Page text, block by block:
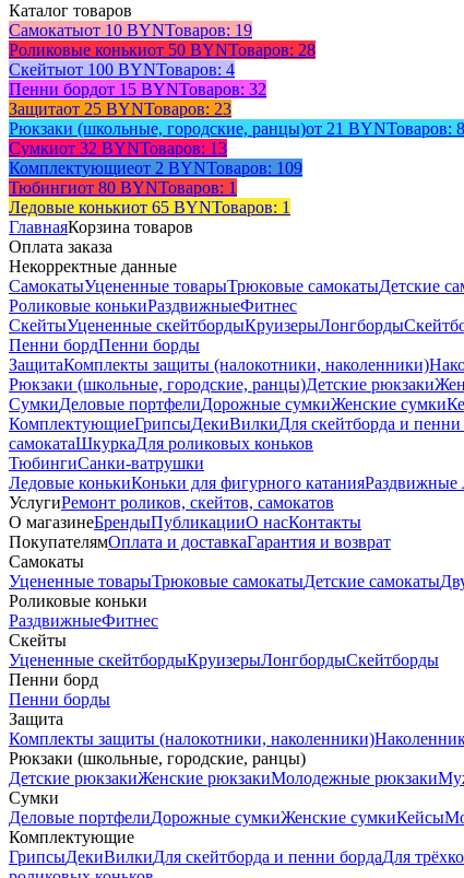
Каталог товаров
Самокатыот 10 BYNТоваров: 19
Роликовые конькиот 50 BYNТоваров: 28
Скейтыот 100 BYNТоваров: 4
Пенни бордот 15 BYNТоваров: 32
Защитаот 25 BYNТоваров: 23
Рюкзаки (школьные, городские, ранцы)от 21 BYNТоваров:
Сумкиот 32 BYNТоваров: 13
Комплектующиеот 2 BYNТоваров: 109
Тюбингиот 80 BYNТоваров: 1
Ледовые конькиот 65 BYNТоваров: 1
ГлавнаяКорзина товаров
Оплата заказа
Некорректные данные
СамокатыУцененные товарыТрюковые самокатыДетские
Роликовые конькиРаздвижныеФитнес
СкейтыУцененные скейтбордыКруизерыЛонгборды
Пенни бордПенни борды
ЗащитаКомплекты защиты (налокотники, наколенники)
Рюкзаки (школьные, городские, ранцы)Детские рюкзаки
СумкиДеловые портфелиДорожные сумкиЖенские сумки
КомплектующиеГрипсыДекиВилкиДля скейтборда и пенни
самокатаШкуркаДля роликовых коньков
ТюбингиСанки-ватрушки
Ледовые конькиКоньки для фигурного катанияРаздвижные
УслугиРемонт роликов, скейтов, самокатов
О магазинеБрендыПубликацииО насКонтакты
ПокупателямОплата и доставкаГарантия и возврат
Самокаты
Уцененные товарыТрюковые самокатыДетские самокаты
Роликовые коньки
РаздвижныеФитнес
Скейты
Уцененные скейтбордыКруизерыЛонгбордыСкейтборды
Пенни борд
Пенни борды
Защита
Комплекты защиты (налокотники, наколенники)
Рюкзаки (школьные, городские, ранцы)
Детские рюкзакиЖенские рюкзакиМолодежные рюкзаки
Сумки
Деловые портфелиДорожные сумкиЖенские сумкиКейсы
Комплектующие
ГрипсыДекиВилкиДля скейтборда и пенни бордаДля